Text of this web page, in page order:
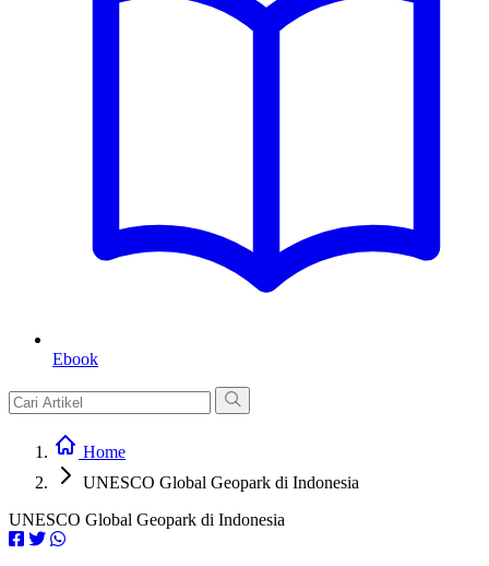
Ebook
Home
UNESCO Global Geopark di Indonesia
UNESCO Global Geopark di Indonesia